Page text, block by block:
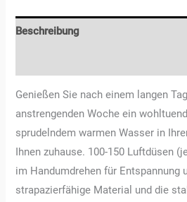
Beschreibung
Genießen Sie nach einem langen
anstrengenden Woche ein
sprudelndem warmen Wasser in
Ihnen zuhause. 100-150 Luftdüsen
im Handumdrehen für Entspannung
strapazierfähige Material und die